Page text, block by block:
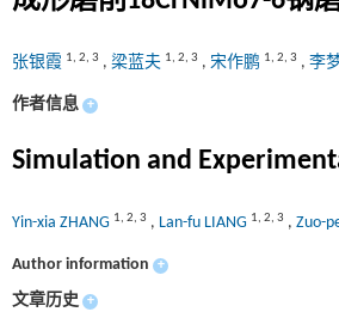
张银霞 1, 2, 3 , 梁蓝夫 1, 2, 3 , 宋作鹏 1, 2, 3 , 李
作者信息 +
Simulation and
Yin-xia ZHANG 1, 2, 3 , Lan-fu LIANG 1, 2, 3 , Zuo-
Author information +
文章历史 +